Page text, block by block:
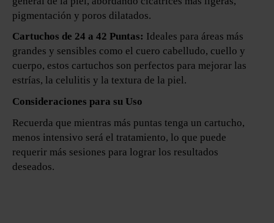
pigmentación y poros dilatados.
Cartuchos de 24 a 42 Puntas: Ideales para áreas más
grandes y sensibles como el cuero cabelludo, cuello y
cuerpo, estos cartuchos son perfectos para mejorar las
estrías, la celulitis y la textura de la piel.
Consideraciones para su Uso
Recuerda que mientras más puntas tenga un cartucho,
menos intensivo será el tratamiento, lo que puede
requerir más sesiones para lograr los resultados
deseados.